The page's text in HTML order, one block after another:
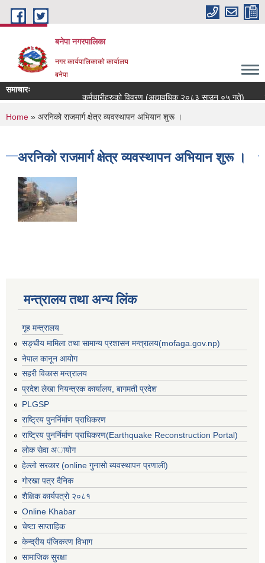
Skip to main content
बनेपा नगरपालिका
नगर कार्यपालिकाको कार्यालय
बनेपा
समाचारः
कर्मचारीहरुको विवरण (अद्यावधिक २०८३ साउन ०५ गते)
You are here
Home » अरनिको राजमार्ग क्षेत्र व्यवस्थापन अभियान शुरू ।
अरनिको राजमार्ग क्षेत्र व्यवस्थापन अभियान शुरू ।
मन्त्रालय तथा अन्य लिंक
गृह मन्त्रालय
सङ्घीय मामिला तथा सामान्य प्रशासन मन्त्रालय(mofaga.gov.np)
नेपाल कानून आयोग
सहरी विकास मन्त्रालय
प्रदेश लेखा नियन्त्रक कार्यालय, बागमती प्रदेश
PLGSP
राष्ट्रिय पुनर्निर्माण प्राधिकरण
राष्ट्रिय पुनर्निर्माण प्राधिकरण(Earthquake Reconstruction Portal)
लोक सेवा अायोग
हेल्लो सरकार (online गुनासो ब्यवस्थापन प्रणाली)
गोरखा पत्र दैनिक
शैक्षिक कार्यपत्रो २०८१
Online Khabar
चेष्टा साप्ताहिक
केन्द्रीय पंजिकरण विभाग
सामाजिक सुरक्षा